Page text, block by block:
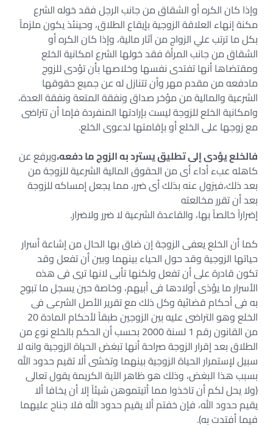
وإذا كان الكره أو الشقاق من جانب الرجل فقد خوله الشرع
مكنة إنهاء العلاقة الزوجية بإيقاع الطلاق، وحينئذ يكون ملزماً
بكل ما ترتب علي الزواج من آثار مالية، وإذا كان الكره أو
الشقاق من جانب المرأة فقد خولها الشرع امكانية الخلع
ومقتضاها أنها تفتدى نفسها وخلاصها بأن تؤدى للزوج
مادفعه من مقدم مهر وأن تتنازل له عن جميع حقوقها
الشرعية والمالية من مؤخر صداق ونفقة المتعة ونفقة العدة،
وامكانية الخلع للزوجة ليست بإرادتها المنفردة فإما أن تتراضى
مع زوجها على الخلع أو بإقامتها لدعوى الخلع.
فالخلع يؤدى إلى تطليق يسترد به الزوج ما دفعه،ويرفع عن
كاهله عبء أداء أى من الحقوق المالية الشرعية للزوجة من
بعد ذلك،فيزول عنه بذلك أى ضرر، مما يجعل إمساكه للزوجة
بعد أن تقرر مخالعته
إضراراً خالصاً بها، والقاعدة الشرعية لا ضرر ولاضرار.
كما أن الخلع يعفى الزوجة إن ضاق بها الحال من إشاعة أسرار
حياتها الزوجية وقد حول الحياء بينهما وبين أن تفعل وقد
تكون قادرة على أن تفعل ولكنها تأبى لانها ترى فى هذه
الأسرار ما يؤذى أولادها فى أبيهم، وخاصة حين يسجل ما تبوح
به فى أحكام قضائية وكل ذلك مع تقرير الأصل الشرعى فى
الخلع وهو التراضى عليه بين الزوجين طبقاً لأحكام المادة 20
من القانون رقم 1 لسنة 2000 بحسب أن الحكم بالخلع نوع من
الطلاق بعد إقرار الزوجة صراحة أنها تبغض الحياة الزوجية وانه لا
سبيل لإستمرار الحياة الزوجية بينهما وتخشى ألا تقيم حدود الله
بسبب هذا البغض، وذلك هو ظاهر الآية الكريمة يقول تعالى
(ولا يحل لكم أن تاخذوا مما أتيتموهن شيئاً إلا أن يخافا ألا
يقيم حدود الله، فإن خفتم ألا يقيم حدود الله فلا جناح عليهما
فيما أفتدت به).